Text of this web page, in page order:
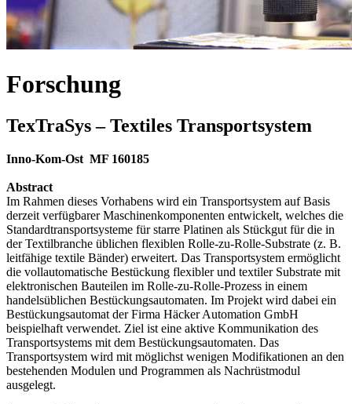
Forschung
TexTraSys – Textiles Transportsystem
Inno-Kom-Ost MF 160185
Abstract
Im Rahmen dieses Vorhabens wird ein Transportsystem auf Basis
derzeit verfügbarer Maschinenkomponenten entwickelt, welches die
Standardtransportsysteme für starre Platinen als Stückgut für die in
der Textilbranche üblichen flexiblen Rolle-zu-Rolle-Substrate (z. B.
leitfähige textile Bänder) erweitert. Das Transportsystem ermöglicht
die vollautomatische Bestückung flexibler und textiler Substrate mit
elektronischen Bauteilen im Rolle-zu-Rolle-Prozess in einem
handelsüblichen Bestückungsautomaten. Im Projekt wird dabei ein
Bestückungsautomat der Firma Häcker Automation GmbH
beispielhaft verwendet. Ziel ist eine aktive Kommunikation des
Transportsystems mit dem Bestückungsautomaten. Das
Transportsystem wird mit möglichst wenigen Modifikationen an den
bestehenden Modulen und Programmen als Nachrüstmodul
ausgelegt.